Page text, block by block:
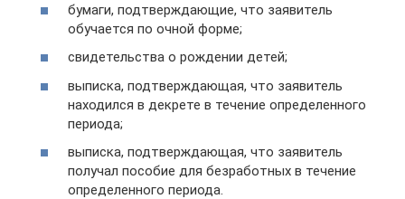
бумаги, подтверждающие, что заявитель
обучается по очной форме;
свидетельства о рождении детей;
выписка, подтверждающая, что заявитель
находился в декрете в течение определенного
периода;
выписка, подтверждающая, что заявитель
получал пособие для безработных в течение
определенного периода.